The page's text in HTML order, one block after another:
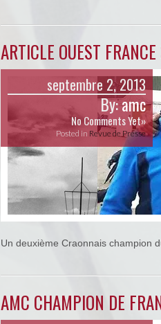
ARTICLE OUEST
septembre 2, 2013
By:amc
No Comments Yet»
Posted in Revue de Presse
Un deuxième Craonnais champion
AMC CHAMPION DE